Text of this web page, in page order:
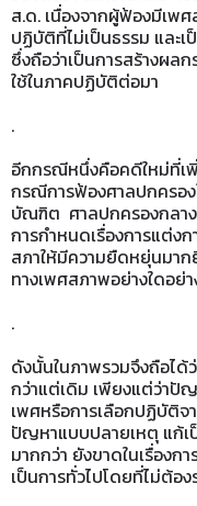
ส.ด. เนื่องจากผู้ฟ้องมีเพ
ปฏิบัติที่ไม่เป็นธรรม และ
ซึ่งถือว่าเป็นการสร้างผล
ใช้ในภาคปฏิบัติต่อมา
.
อีกกรณีหนึ่งคือคดีใหม่ที่เ
กรณีการฟ้องศาลปกครอง
บัณฑิต ศาลปกครองกลาง
การกำหนดเรื่องการแต่ง
สภาให้มีความยืดหยุ่นมา
ทางเพศสภาพอย่างใดอย่
.
ดังนั้นในภาพรวมจึงถือได้
กว่าแต่เดิม เพียงแต่ว่าปั
เพศหรือการเลือกปฏิบัติ
ปัญหาแบบปลายเหตุ แก้เ
มากกว่า ยังขาดในเรื่องก
เป็นการทั่วไปโดยที่ไม่ต้อ